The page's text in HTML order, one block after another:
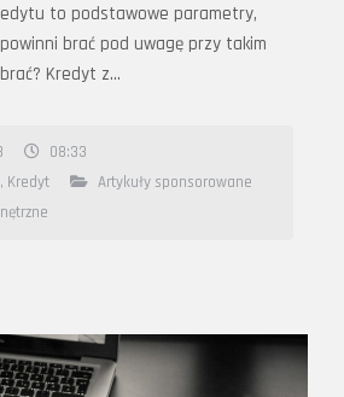
to podstawowe parametry,
brać pod uwagę przy takim
Kredyt z…
08:33
, Kredyt
Artykuły sponsorowane